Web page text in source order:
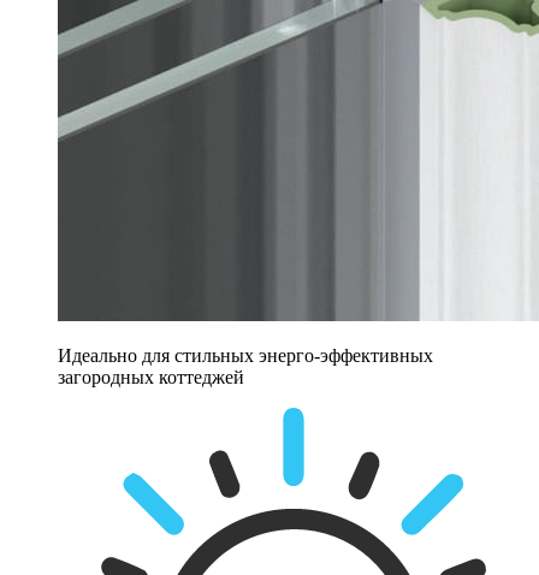
Идеально для стильных энерго-эффективных
загородных коттеджей